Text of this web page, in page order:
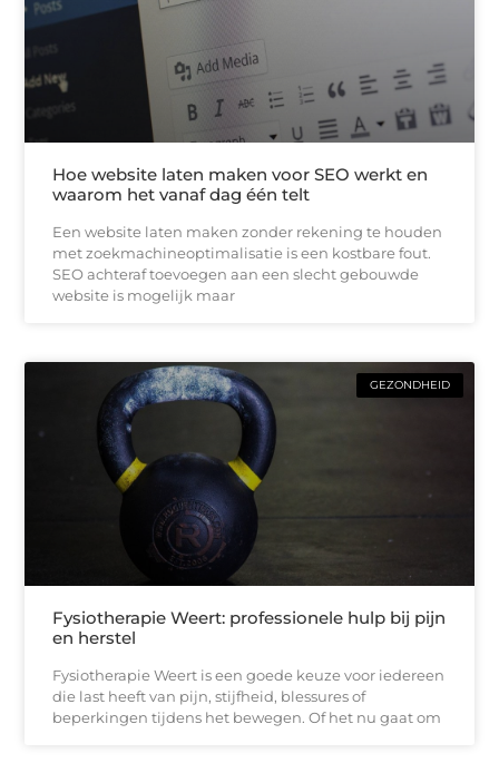
Hoe website laten maken voor SEO werkt en
waarom het vanaf dag één telt
Een website laten maken zonder rekening te houden
met zoekmachineoptimalisatie is een kostbare fout.
SEO achteraf toevoegen aan een slecht gebouwde
website is mogelijk maar
GEZONDHEID
Fysiotherapie Weert: professionele hulp bij pijn
en herstel
Fysiotherapie Weert is een goede keuze voor iedereen
die last heeft van pijn, stijfheid, blessures of
beperkingen tijdens het bewegen. Of het nu gaat om